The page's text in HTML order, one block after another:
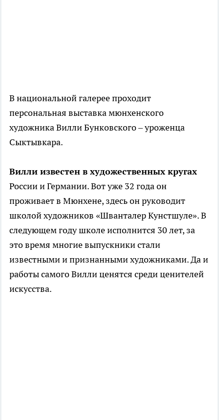
В национальной галерее проходит
персональная выставка мюнхенского
художника Вилли Бунковского – уроженца
Сыктывкара.
Вилли известен в художественных кругах
России и Германии. Вот уже 32 года он
проживает в Мюнхене, здесь он руководит
школой художников «Шванталер Кунстшуле». В
следующем году школе исполнится 30 лет, за
это время многие выпускники стали
известными и признанными художниками. Да и
работы самого Вилли ценятся среди ценителей
искусства.